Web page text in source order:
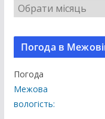
В
с
і
б
л
і
Погода в
Погода
Межова
вологість: